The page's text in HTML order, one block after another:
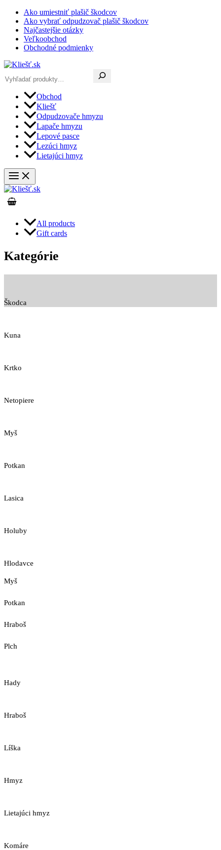
Preskočiť
obsah
Ako umiestniť plašič škodcov
Ako vybrať odpudzovač plašič škodcov
Najčastejšie otázky
Veľkoobchod
Obchodné podmienky
Obchod
Kliešť
Odpudzovače hmyzu
Lapače hmyzu
Lepové pasce
Lezúci hmyz
Lietajúci hmyz
All products
Gift cards
Kategórie
Škodca
Kuna
Krtko
Netopiere
Myš
Potkan
Lasica
Holuby
Hlodavce
Myš
Potkan
Hraboš
Plch
Hady
Hraboš
Líška
Hmyz
Lietajúci hmyz
Komáre